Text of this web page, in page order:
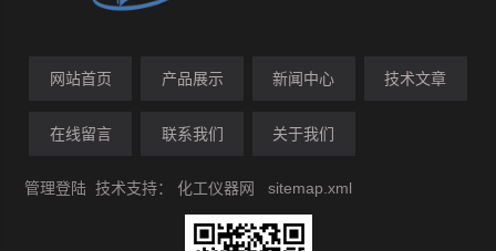
网站首页 产品展示 新闻中心 技术文章
在线留言 联系我们 关于我们
管理登陆 技术支持：化工仪器网 sitemap.xml